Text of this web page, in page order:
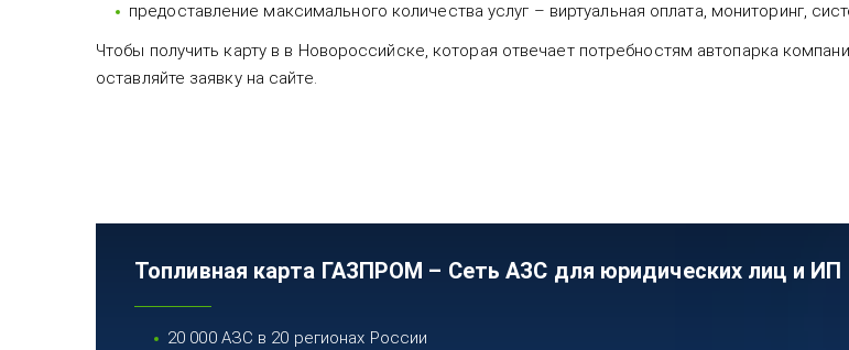
предоставление максимального количества услуг – виртуальная оплата, мониторинг,
Чтобы получить карту в в Новороссийске, которая отвечает потребностям автопарка
оставляйте заявку на сайте.
Топливная карта ГАЗПРОМ – Сеть АЗС для юридических лиц и ИП
20 000 АЗС в 20 регионах России